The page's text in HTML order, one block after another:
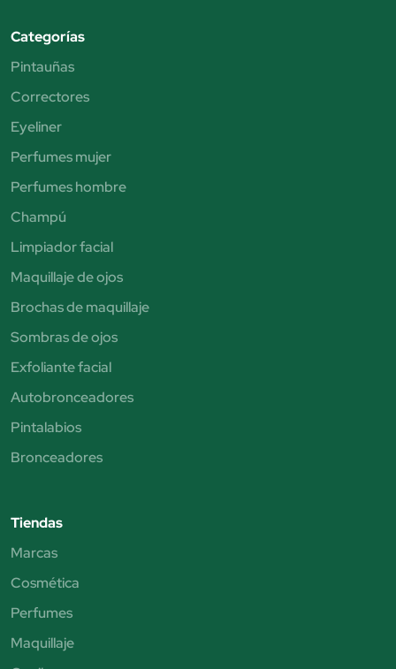
Categorías
Pintauñas
Correctores
Eyeliner
Perfumes mujer
Perfumes hombre
Champú
Limpiador facial
Maquillaje de ojos
Brochas de maquillaje
Sombras de ojos
Exfoliante facial
Autobronceadores
Pintalabios
Bronceadores
Tiendas
Marcas
Cosmética
Perfumes
Maquillaje